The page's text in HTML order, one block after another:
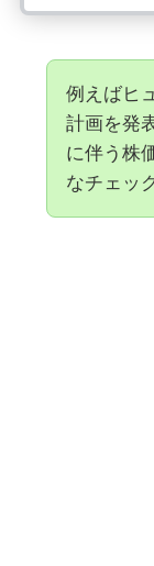
例えばヒ
計画を発
に伴う株
なチェッ